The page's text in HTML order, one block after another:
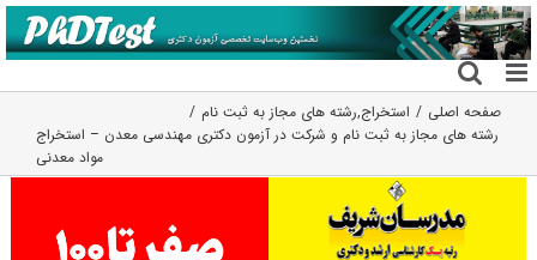
رفتن
به
محتوا
صفحه اصلی استخراج,رشته های مجاز به ثبت نام
رشته های مجاز به ثبت نام و شرکت در آزمون دکتری مهندسی معدن – استخراج
مواد معدنی